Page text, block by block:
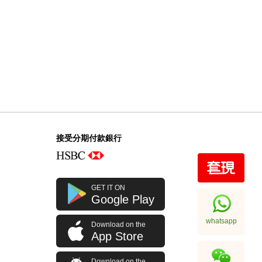
接受分期付款銀行
GET IT ON
Google Play
Download on the
App Store
whatsapp